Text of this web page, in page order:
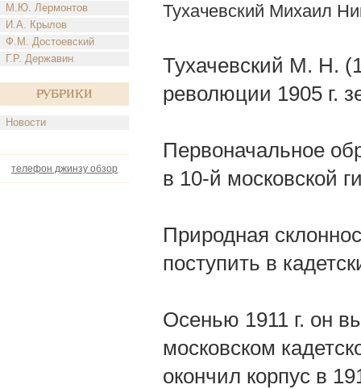
М.Ю. Лермонтов
И.А. Крылов
Ф.М. Достоевский
Г.Р. Державин
Рубрики
Новости
телефон джинзу обзор
Тухачевский Михаил
Тухачевский М. Н.
революции 1905 г.
Первоначальное
в 10-й московской
Природная
поступить в
Осенью 1911 г. он
московском
окончил корпус в